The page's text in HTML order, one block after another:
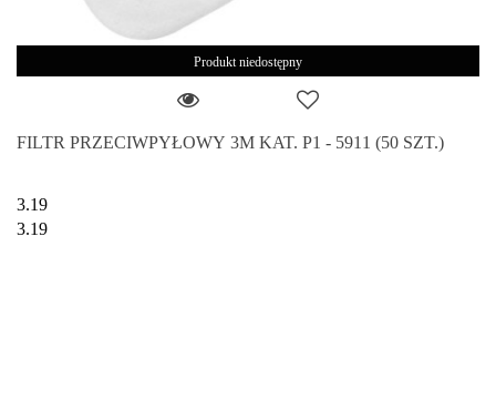
Produkt niedostępny
FILTR PRZECIWPYŁOWY 3M KAT. P1 - 5911 (50 SZT.)
3.19
3.19